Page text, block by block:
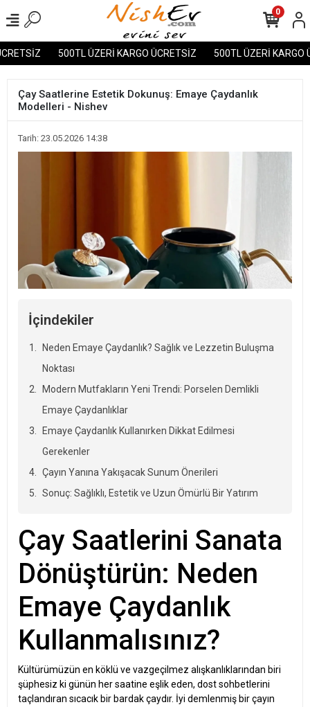
500TL ÜZERİ KARGO ÜCRETSİZ 500TL ÜZERİ KARGO
0
Çay Saatlerine Estetik Dokunuş: Emaye Çaydanlık
Modelleri - Nishev
Tarih: 23.05.2026 14:38
İçindekiler
Neden Emaye Çaydanlık? Sağlık ve Lezzetin Buluşma
Noktası
Modern Mutfakların Yeni Trendi: Porselen Demlikli
Emaye Çaydanlıklar
Emaye Çaydanlık Kullanırken Dikkat Edilmesi
Gerekenler
Çayın Yanına Yakışacak Sunum Önerileri
Sonuç: Sağlıklı, Estetik ve Uzun Ömürlü Bir Yatırım
Çay Saatlerini Sanata
Dönüştürün: Neden
Emaye Çaydanlık
Kullanmalısınız?
Kültürümüzün en köklü ve vazgeçilmez alışkanlıklarından biri
şüphesiz ki günün her saatine eşlik eden, dost sohbetlerini
taçlandıran sıcacık bir bardak çaydır. İyi demlenmiş bir çayın